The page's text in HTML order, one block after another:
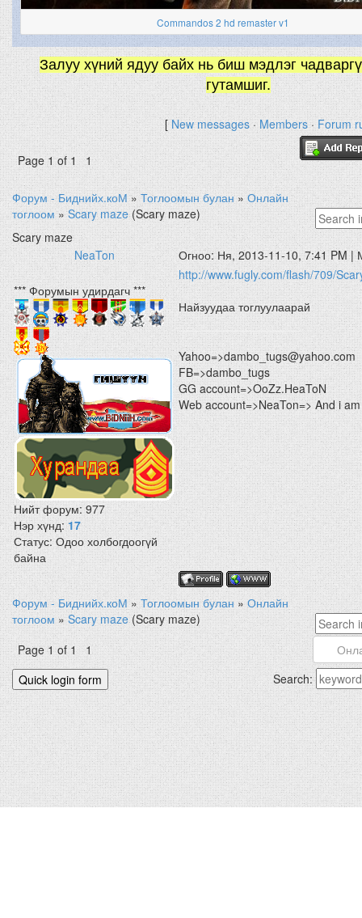
Commandos 2 hd remaster v1
Залуу хүний ядуу байх нь биш мэдлэг
гутамшиг.
[New messages·Members·Forum
Page1of1 1
Форум - Биднийх.коМ » Тоглоомын булан » Онлайн
тоглоом » Scary maze (Scary maze)
Scary maze
NeaTon
Огноо: Ня, 2013-11-10, 7:41 PM |
*** Форумын удирдагч ***
Нийт форум:977
Нэр хүнд:17
Статус:Одоо холбогдоогүй
байна
http://www.fugly.com/flash/709/
Найзуудаа тоглуулаарай
Yahoo=>dambo_tugs@yahoo.com
FB=>dambo_tugs
GG account=>OoZz.HeaToN
Web account=>NeaTon=> And i
Форум - Биднийх.коМ » Тоглоомын булан » Онлайн
тоглоом » Scary maze (Scary maze)
Page1of1 1
Search: